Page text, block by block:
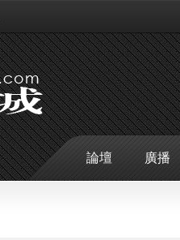
論壇 廣播